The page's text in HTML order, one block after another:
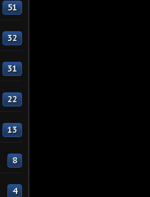
51
32
31
22
13
8
4